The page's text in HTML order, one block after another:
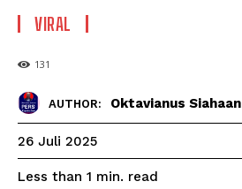
VIRAL
131
AUTHOR: Oktavianus Siahaan
26 Juli 2025
Less than 1 min. read